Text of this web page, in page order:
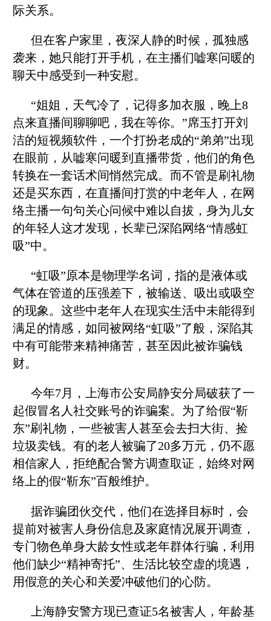
际关系。
但在客户家里，夜深人静的时候，孤独感
袭来，她只能打开手机，在主播们嘘寒问暖的
聊天中感受到一种安慰。
“姐姐，天气冷了，记得多加衣服，晚上8
点来直播间聊聊吧，我在等你。”席玉打开刘
洁的短视频软件，一个打扮老成的“弟弟”出现
在眼前，从嘘寒问暖到直播带货，他们的角色
转换在一套话术间悄然完成。而不管是刷礼物
还是买东西，在直播间打赏的中老年人，在网
络主播一句句关心问候中难以自拔，身为儿女
的年轻人这才发现，长辈已深陷网络“情感虹
吸”中。
“虹吸”原本是物理学名词，指的是液体或
气体在管道的压强差下，被输送、吸出或吸空
的现象。这些中老年人在现实生活中未能得到
满足的情感，如同被网络“虹吸”了般，深陷其
中有可能带来精神痛苦，甚至因此被诈骗钱
财。
今年7月，上海市公安局静安分局破获了一
起假冒名人社交账号的诈骗案。为了给假“靳
东”刷礼物，一些被害人甚至会去扫大街、捡
垃圾卖钱。有的老人被骗了20多万元，仍不愿
相信家人，拒绝配合警方调查取证，始终对网
络上的假“靳东”百般维护。
据诈骗团伙交代，他们在选择目标时，会
提前对被害人身份信息及家庭情况展开调查，
专门物色单身大龄女性或老年群体行骗，利用
他们缺少“精神寄托”、生活比较空虚的境遇，
用假意的关心和关爱冲破他们的心防。
上海静安警方现已查证5名被害人，年龄基